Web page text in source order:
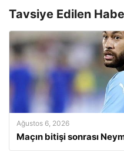
Tavsiye Edilen
Ağustos 6, 2026
Maçın bitişi sonrası